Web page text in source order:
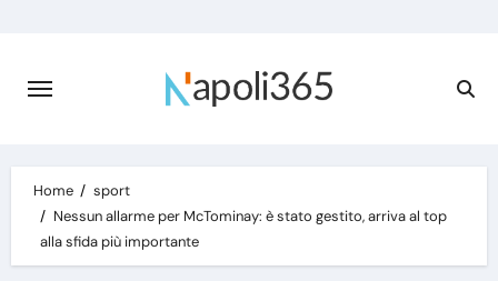
content
Home
sport
Nessun allarme per McTominay: è stato gestito, arriva al top
alla sfida più importante